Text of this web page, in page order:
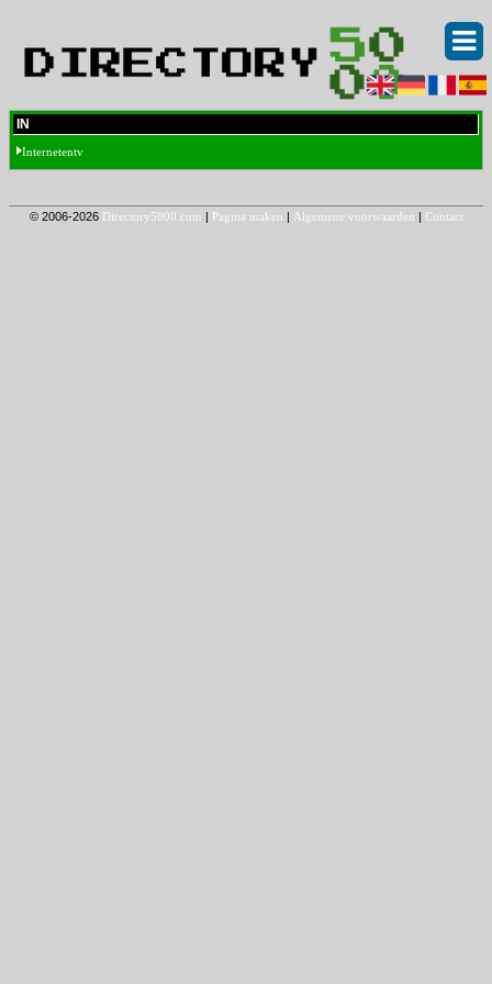
IN
Internetentv
© 2006-2026 Directory5000.com | Pagina maken | Algemene voorwaarden | Contact